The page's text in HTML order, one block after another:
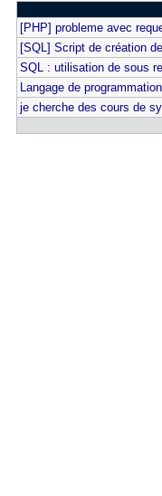
[PHP] probleme avec
[SQL] Script de création
SQL : utilisation de sous
Langage de programmation
je cherche des cours de